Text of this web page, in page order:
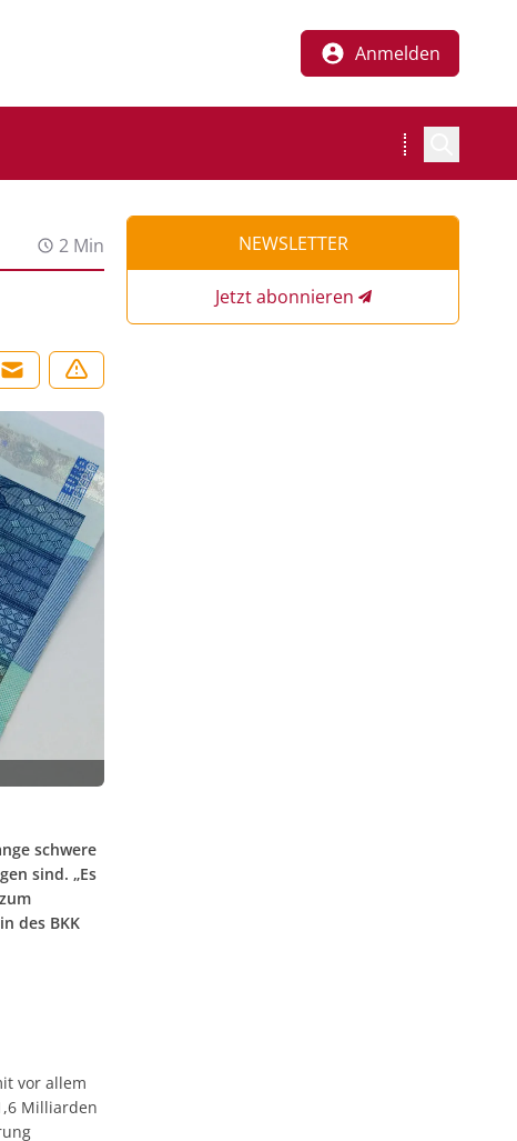
Anmelden
2 Min
schwere
sind. „Es
des BKK
vor allem
Milliarden
NEWSLETTER
Jetzt abonnieren